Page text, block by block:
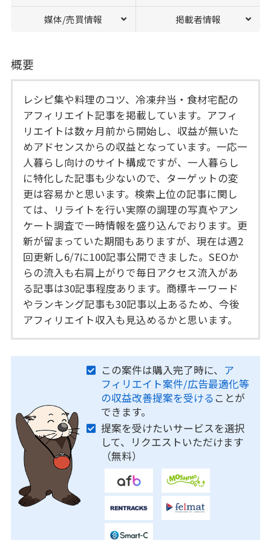
媒体/売買情報 掲載者情報
概要
レシピ集や料理のコツ、冷凍弁当・食材宅配の
アフィリエイト記事を掲載しています。アフィ
リエイトは数ヶ月前から開始し、収益が無いた
めアドセンスからの収益となっています。一応一
人暮らし向けのサイト構成ですが、一人暮らし
に特化した記事も少ないので、ターゲットの変
更は容易かと思います。検索上位の記事に関し
ては、リライトを行い実際の調理の写真やアン
ケート調査で一時情報を盛り込んでおります。更
新が留まっていた期間もありますが、現在は週2
回更新し6/7に100記事公開できました。SEOか
らの流入も右肩上がりで毎日アクセス流入があ
る記事は30記事程度あります。商標キーワード
やランキング記事も30記事以上あるため、今後
アフィリエイト収入も見込めるかと思います。
この案件は購入完了時に、 ア
フィリエイト案件/広告最適化等
の収益改善提案を受ける ことが
できます。
提案を受けたいサービスを選択
して、リクエストいただけます
（無料）